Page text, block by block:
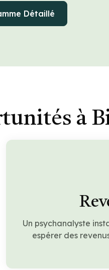
Détaillé
à
Un psychanalyste
espérer des